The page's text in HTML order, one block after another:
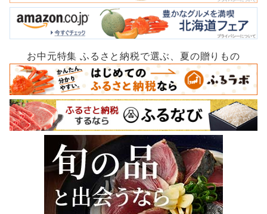
お中元特集 ふるさと納税で選ぶ、夏の贈りもの